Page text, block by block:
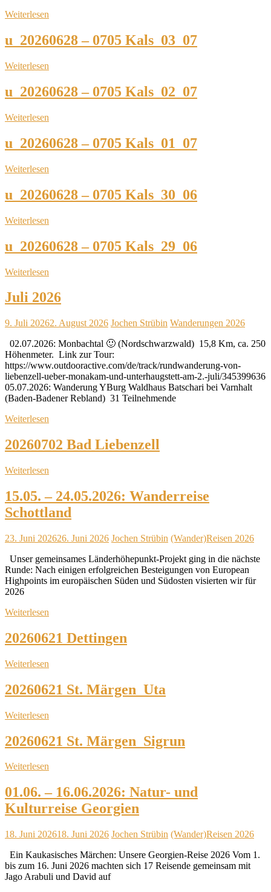
Weiterlesen
u_20260628 – 0705 Kals_03_07
Weiterlesen
u_20260628 – 0705 Kals_02_07
Weiterlesen
u_20260628 – 0705 Kals_01_07
Weiterlesen
u_20260628 – 0705 Kals_30_06
Weiterlesen
u_20260628 – 0705 Kals_29_06
Weiterlesen
Juli 2026
9. Juli 20262. August 2026 Jochen Strübin Wanderungen 2026
02.07.2026: Monbachtal 🙂 (Nordschwarzwald) 15,8 Km, ca. 250
Höhenmeter. Link zur Tour:
https://www.outdooractive.com/de/track/rundwanderung-von-
liebenzell-ueber-monakam-und-unterhaugstett-am-2.-juli/345399636
05.07.2026: Wanderung YBurg Waldhaus Batschari bei Varnhalt
(Baden-Badener Rebland) 31 Teilnehmende
Weiterlesen
20260702 Bad Liebenzell
Weiterlesen
15.05. – 24.05.2026: Wanderreise
Schottland
23. Juni 202626. Juni 2026 Jochen Strübin (Wander)Reisen 2026
Unser gemeinsames Länderhöhepunkt-Projekt ging in die nächste
Runde: Nach einigen erfolgreichen Besteigungen von European
Highpoints im europäischen Süden und Südosten visierten wir für
2026
Weiterlesen
20260621 Dettingen
Weiterlesen
20260621 St. Märgen_Uta
Weiterlesen
20260621 St. Märgen_Sigrun
Weiterlesen
01.06. – 16.06.2026: Natur- und
Kulturreise Georgien
18. Juni 202618. Juni 2026 Jochen Strübin (Wander)Reisen 2026
Ein Kaukasisches Märchen: Unsere Georgien-Reise 2026 Vom 1.
bis zum 16. Juni 2026 machten sich 17 Reisende gemeinsam mit
Jago Arabuli und David auf